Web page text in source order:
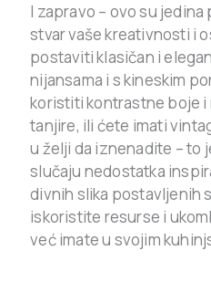
I zapravo – ovo su
stvar vaše kreativnosti i
postaviti klasičan i
nijansama i s kineskim
koristiti kontrastne boje
tanjire, ili ćete imati
u želji da iznenadite – to
slučaju nedostatka
divnih slika postavljenih
iskoristite resurse i
već imate u svojim